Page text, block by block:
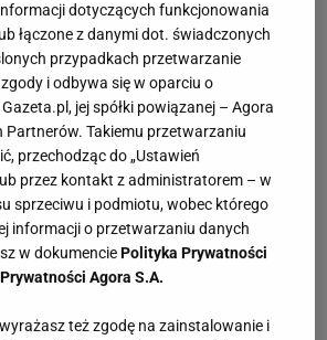
dotyczących funkcjonowania
łączone z danymi dot. świadczonych
przypadkach przetwarzanie
i odbywa się w oparciu o
jej spółki powiązanej – Agora
Partnerów. Takiemu przetwarzaniu
przechodząc do „Ustawień
przez kontakt z administratorem – w
sprzeciwu i podmiotu, wobec którego
informacji o przetwarzaniu danych
w dokumenciePolityka Prywatności
Agora S.A.
też zgodę na zainstalowanie i